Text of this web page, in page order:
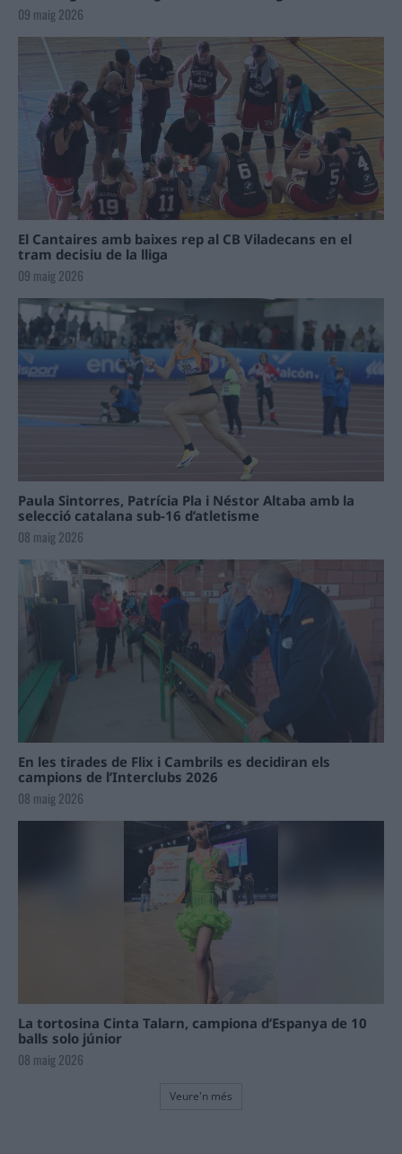
09 maig 2026
El Cantaires amb baixes rep al CB Viladecans en el
tram decisiu de la lliga
09 maig 2026
Paula Sintorres, Patrícia Pla i Néstor Altaba amb la
selecció catalana sub-16 d’atletisme
08 maig 2026
En les tirades de Flix i Cambrils es decidiran els
campions de l’Interclubs 2026
08 maig 2026
La tortosina Cinta Talarn, campiona d’Espanya de 10
balls solo júnior
08 maig 2026
Veure'n més